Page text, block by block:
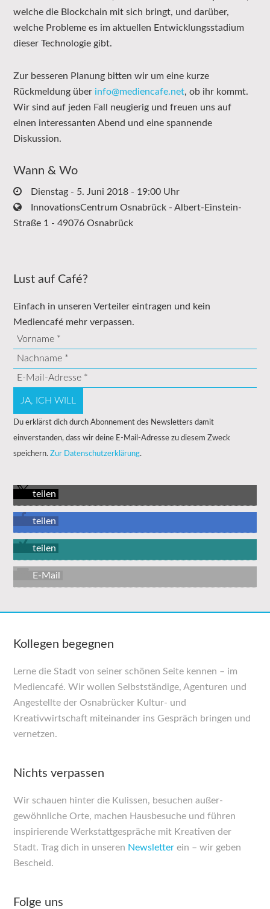
welche die Blockchain mit sich bringt, und darüber,
welche Probleme es im aktuellen Entwicklungsstadium
dieser Technologie gibt.
Zur besseren Planung bitten wir um eine kurze
Rückmeldung über info@mediencafe.net, ob ihr kommt.
Wir sind auf jeden Fall neugierig und freuen uns auf
einen interessanten Abend und eine spannende
Diskussion.
Wann & Wo
Dienstag - 5. Juni 2018 - 19:00 Uhr
InnovationsCentrum Osnabrück - Albert-Einstein-
Straße 1 - 49076 Osnabrück
Lust auf Café?
Einfach in unseren Verteiler eintragen und kein
Mediencafé mehr verpassen.
Du erklärst dich durch Abonnement des Newsletters damit
einverstanden, dass wir deine E-Mail-Adresse zu diesem Zweck
speichern.Zur Datenschutzerklärung.
teilen
teilen
teilen
E-Mail
Kollegen begegnen
Lerne die Stadt von seiner schönen Seite kennen – im
Mediencafé. Wir wollen Selbst­ständige, Agenturen und
Angestellte der Osnabrücker Kultur- und
Kreativwirtschaft miteinander ins Gespräch bringen und
vernetzen.
Nichts verpassen
Wir schauen hinter die Kulissen, besuchen außer­
gewöhnliche Orte, machen Haus­besuche und führen
inspirierende Werkstatt­gespräche mit Kreativen der
Stadt. Trag dich in unseren Newsletter ein – wir geben
Bescheid.
Folge uns